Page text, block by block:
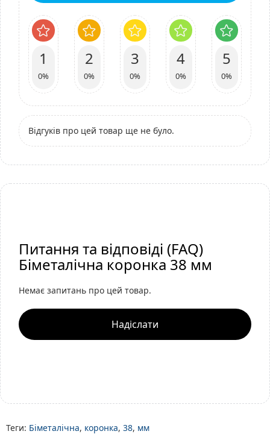
1
0%
2
0%
3
0%
4
0%
5
0%
Відгуків про цей товар ще не було.
Питання та відповіді (FAQ)
Біметалічна коронка 38 мм
Немає запитань про цей товар.
Надіслати
Теги: Біметалічна, коронка, 38, мм